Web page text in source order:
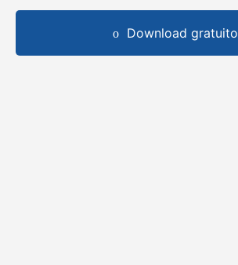
Download gratuito